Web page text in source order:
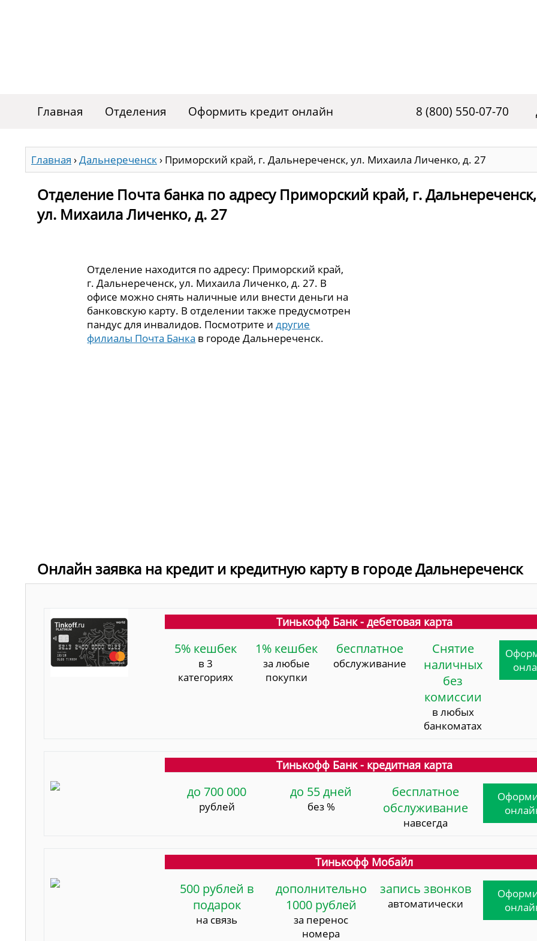
Главная Отделения Оформить кредит онлайн 8 (800) 550-07-70
Главная ›Дальнереченск› Приморский край, г. Дальнереченск, ул. Михаила Личенко, д. 27
Отделение Почта банка по адресу Приморский край, г. Дальнереченск,
ул. Михаила Личенко, д. 27
Отделение находится по адресу: Приморский край,
г. Дальнереченск, ул. Михаила Личенко, д. 27. В
офисе можно снять наличные или внести деньги на
банковскую карту. В отделении также предусмотрен
пандус для инвалидов. Посмотрите идругие
филиалы Почта Банка в городе Дальнереченск.
Онлайн заявка на кредит и кредитную карту в городе Дальнереченск
Тинькофф Банк - дебетовая карта
5% кешбек
в 3
категориях
1% кешбек
за любые
покупки
бесплатное
обслуживание
Снятие
наличных
без
комиссии
в любых
банкоматах
Тинькофф Банк - кредитная карта
до 700 000
рублей
до 55 дней
без %
бесплатное
обслуживание
навсегда
Тинькофф Мобайл
500 рублей в
подарок
на связь
дополнительно
1000 рублей
за перенос
номера
запись звонков
автоматически